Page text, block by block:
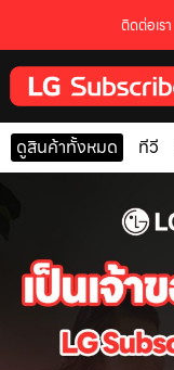
ติดต่อเรา
ดูสินค้าทั้งหมด ทีวี